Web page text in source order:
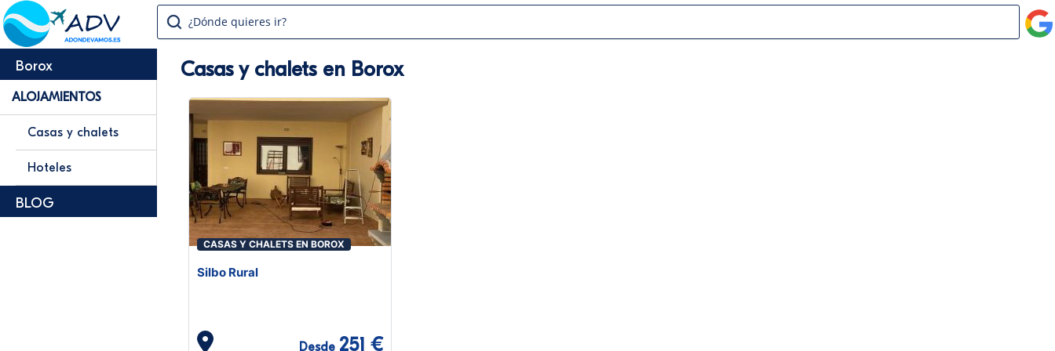
¿Dónde quieres ir?
Borox
ALOJAMIENTOS
Casas y chalets
Hoteles
BLOG
Casas y chalets en Borox
CASAS Y CHALETS EN BOROX
Silbo Rural
Desde 251 €